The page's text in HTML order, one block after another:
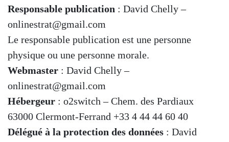
Responsable publication : David Chelly –
onlinestrat@gmail.com
Le responsable publication est une personne
physique ou une personne morale.
Webmaster : David Chelly –
onlinestrat@gmail.com
Hébergeur : o2switch – Chem. des Pardiaux
63000 Clermont-Ferrand +33 4 44 44 60 40
Délégué à la protection des données : David